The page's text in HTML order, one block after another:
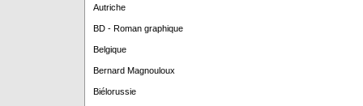
Autriche
BD - Roman graphique
Belgique
Bernard Magnouloux
Biélorussie